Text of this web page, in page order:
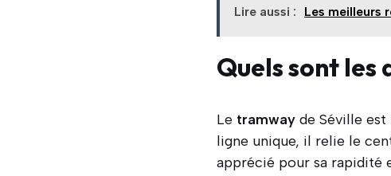
Lire aussi : Les meilleurs
Quels sont
Le tramway de Séville
ligne unique, il relie le
apprécié pour sa rapidité